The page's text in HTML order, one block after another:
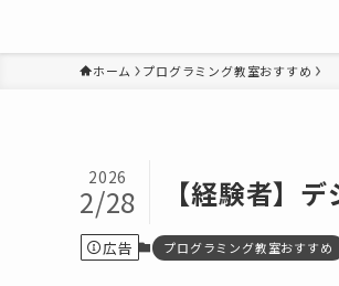
ホーム プログラミング教室おすすめ
【経験者】
2026
2/28
広告 プログラミング教室おすすめ